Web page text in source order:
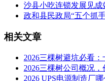
沙县小吃连锁发展见成
政和县民政局“五个抓
相关文章
2026三棵树避坑必看
2026三棵树公司概况
2026 UPS电源制造厂